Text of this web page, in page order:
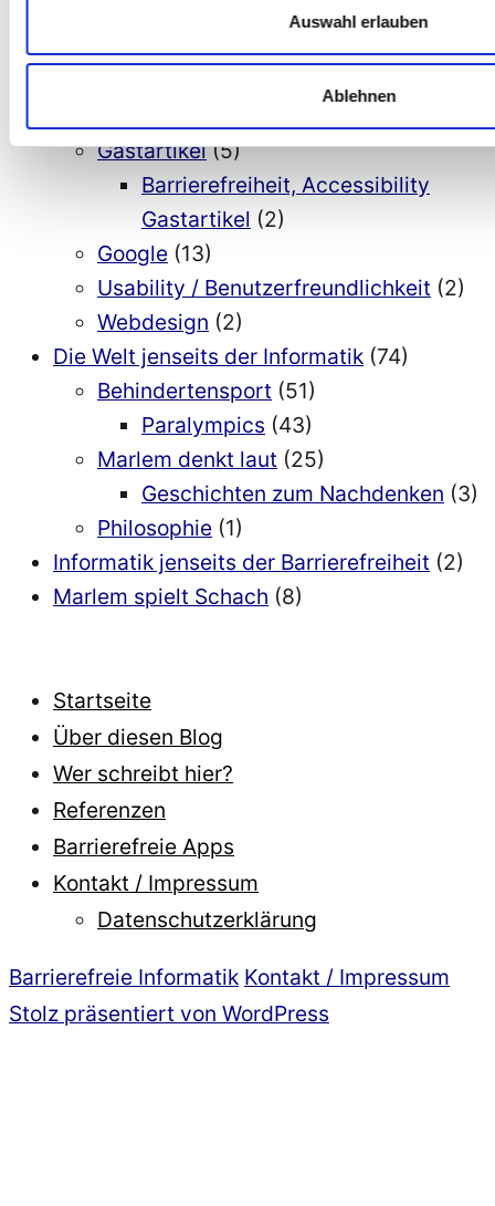
Auswahl erlauben
Ablehnen
Informatik inklusive(42)
Gastartikel(5)
Barrierefreiheit, Accessibility
Gastartikel (2)
Google (13)
Usability / Benutzerfreundlichkeit (2)
Webdesign (2)
Die Welt jenseits der Informatik (74)
Behindertensport (51)
Paralympics (43)
Marlem denkt laut (25)
Geschichten zum Nachdenken (3)
Philosophie (1)
Informatik jenseits der Barrierefreiheit (2)
Marlem spielt Schach (8)
Startseite
Über diesen Blog
Wer schreibt hier?
Referenzen
Barrierefreie Apps
Kontakt / Impressum
Datenschutzerklärung
Barrierefreie Informatik Kontakt / Impressum
Stolz präsentiert von WordPress